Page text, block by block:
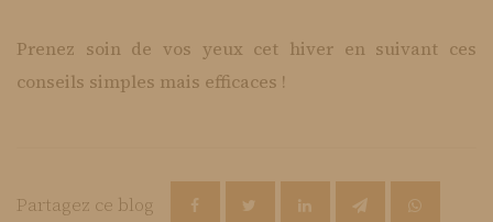
Prenez soin de vos yeux cet hiver en suivant ces
conseils simples mais efficaces !
Partagez ce blog